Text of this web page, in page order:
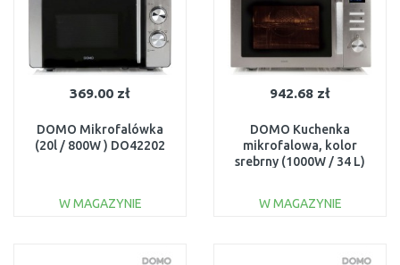
369.00 zł
DOMO Mikrofalówka
(20l / 800W ) DO42202
W MAGAZYNIE
Do porównania
942.68 zł
DOMO Kuchenka
mikrofalowa, kolor
srebrny (1000W / 34 L)
W MAGAZYNIE
Do porównania